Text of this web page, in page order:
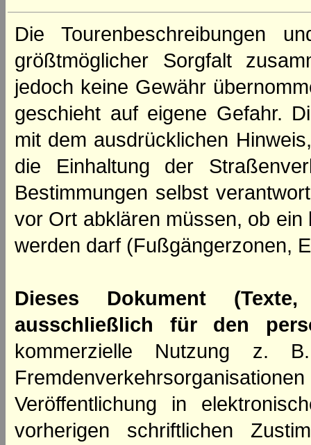
Die Tourenbeschreibungen
größtmöglicher Sorgfalt
jedoch keine Gewähr
geschieht auf eigene Gefahr.
mit dem ausdrücklichen
die Einhaltung der
Bestimmungen selbst
vor Ort abklären müssen, ob
werden darf (Fußgängerzonen,
Dieses Dokument
ausschließlich für den
kommerzielle Nutzung z.
Veröffentlichung in
vorherigen schriftlichen